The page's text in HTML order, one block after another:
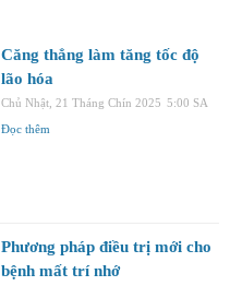
Căng thẳng làm tăng tốc độ
lão hóa
Chủ Nhật, 21 Tháng Chín 2025 5:00 SA
Đọc thêm
Phương pháp điều trị mới cho
bệnh mất trí nhớ